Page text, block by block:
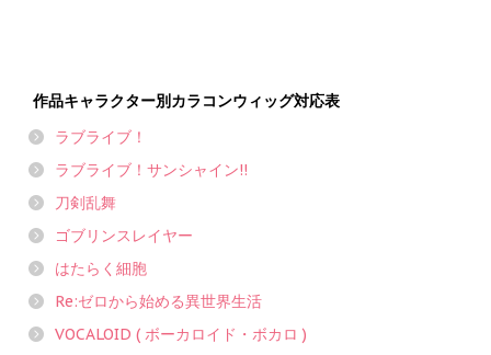
作品キャラクター別カラコンウィッグ対応表
ラブライブ！
ラブライブ！サンシャイン!!
刀剣乱舞
ゴブリンスレイヤー
はたらく細胞
Re:ゼロから始める異世界生活
VOCALOID ( ボーカロイド・ボカロ )